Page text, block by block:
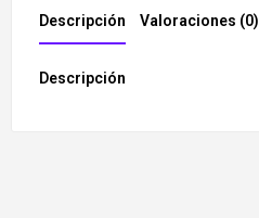
Descripción Valoraciones (0)
Descripción